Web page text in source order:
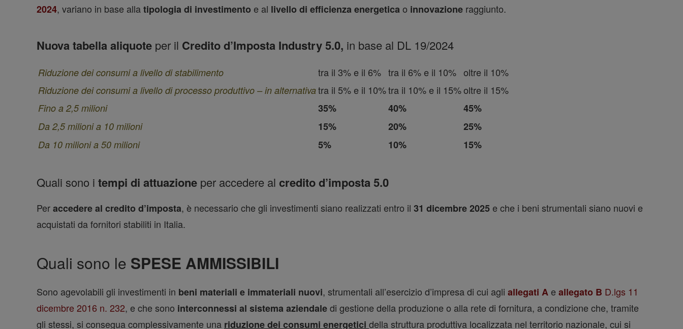
2024, variano in base allatipologia di investimento e al livello di efficienza energeticao innovazione raggiunto.
Nuova tabellaaliquote per il Credito d’Imposta Industry 5.0, in base al DL 19/2024
Riduzione dei consumi a livello di stabilimento tra il 3% e il 6% tra il 6% e il 10% oltre il 10%
Riduzione dei consumi a livello di processo produttivo – in alternativatra il 5% e il 10%tra il 10% e il 15%oltre il 15%
Fino a 2,5 milioni 35% 40% 45%
Da 2,5 milioni a 10 milioni 15% 20% 25%
Da 10 milioni a 50 milioni 5% 10% 15%
Quali sono i tempi di attuazione per accedere al credito d’imposta 5.0
Peraccedere al credito d’imposta, è necessario che gli investimenti siano realizzati entro il 31 dicembre 2025 e che i beni strumentali siano nuovi e
acquistati da fornitori stabiliti in Italia.
Quali sono le SPESE AMMISSIBILI
Sono agevolabili gli investimenti in beni materiali e immateriali nuovi, strumentali all’esercizio d’impresa di cui agli allegati A e allegato B D.lgs 11
dicembre 2016 n. 232, e che sono interconnessi al sistema aziendaledi gestione della produzione o alla rete di fornitura, a condizione che, tramite
gli stessi, si consegua complessivamente una riduzione dei consumi energetici della struttura produttiva localizzata nel territorio nazionale, cui si